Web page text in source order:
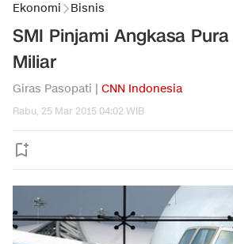
Ekonomi Bisnis
SMI Pinjami Angkasa
Miliar
Giras Pasopati | CNN Indonesia
Rabu, 25 Mar 2015 04:02 WIB